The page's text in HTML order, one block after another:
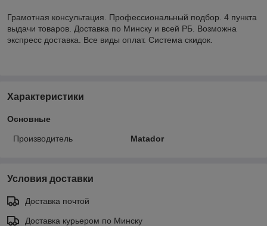
Грамотная консультация. Профессиональный подбор. 4 пункта
выдачи товаров. Доставка по Минску и всей РБ. Возможна
экспресс доставка. Все виды оплат. Система скидок.
Характеристики
Основные
Производитель Matador
Условия доставки
Доставка почтой
Доставка курьером по Минску